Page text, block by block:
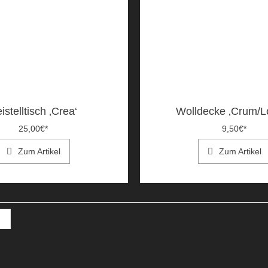
‚Crea‘
25,00€*
Zum Artikel
Wolldecke ‚Crum/
9,50€*
Zum Artikel